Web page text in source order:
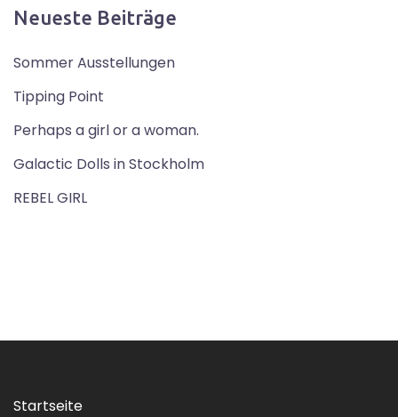
Neueste Beiträge
Sommer Ausstellungen
Tipping Point
Perhaps a girl or a woman.
Galactic Dolls in Stockholm
REBEL GIRL
Startseite